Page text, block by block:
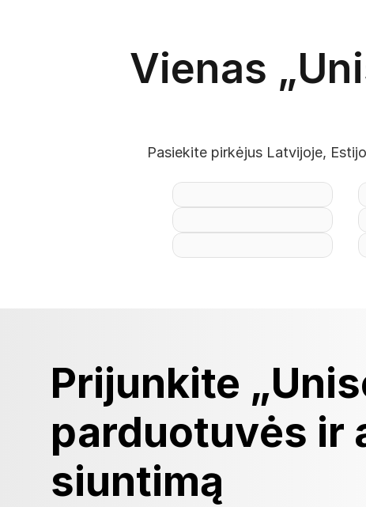
Vienas
Pasiekite pirkėjus Latvijoje,
Prijunkite
parduotuvės ir
siuntimą